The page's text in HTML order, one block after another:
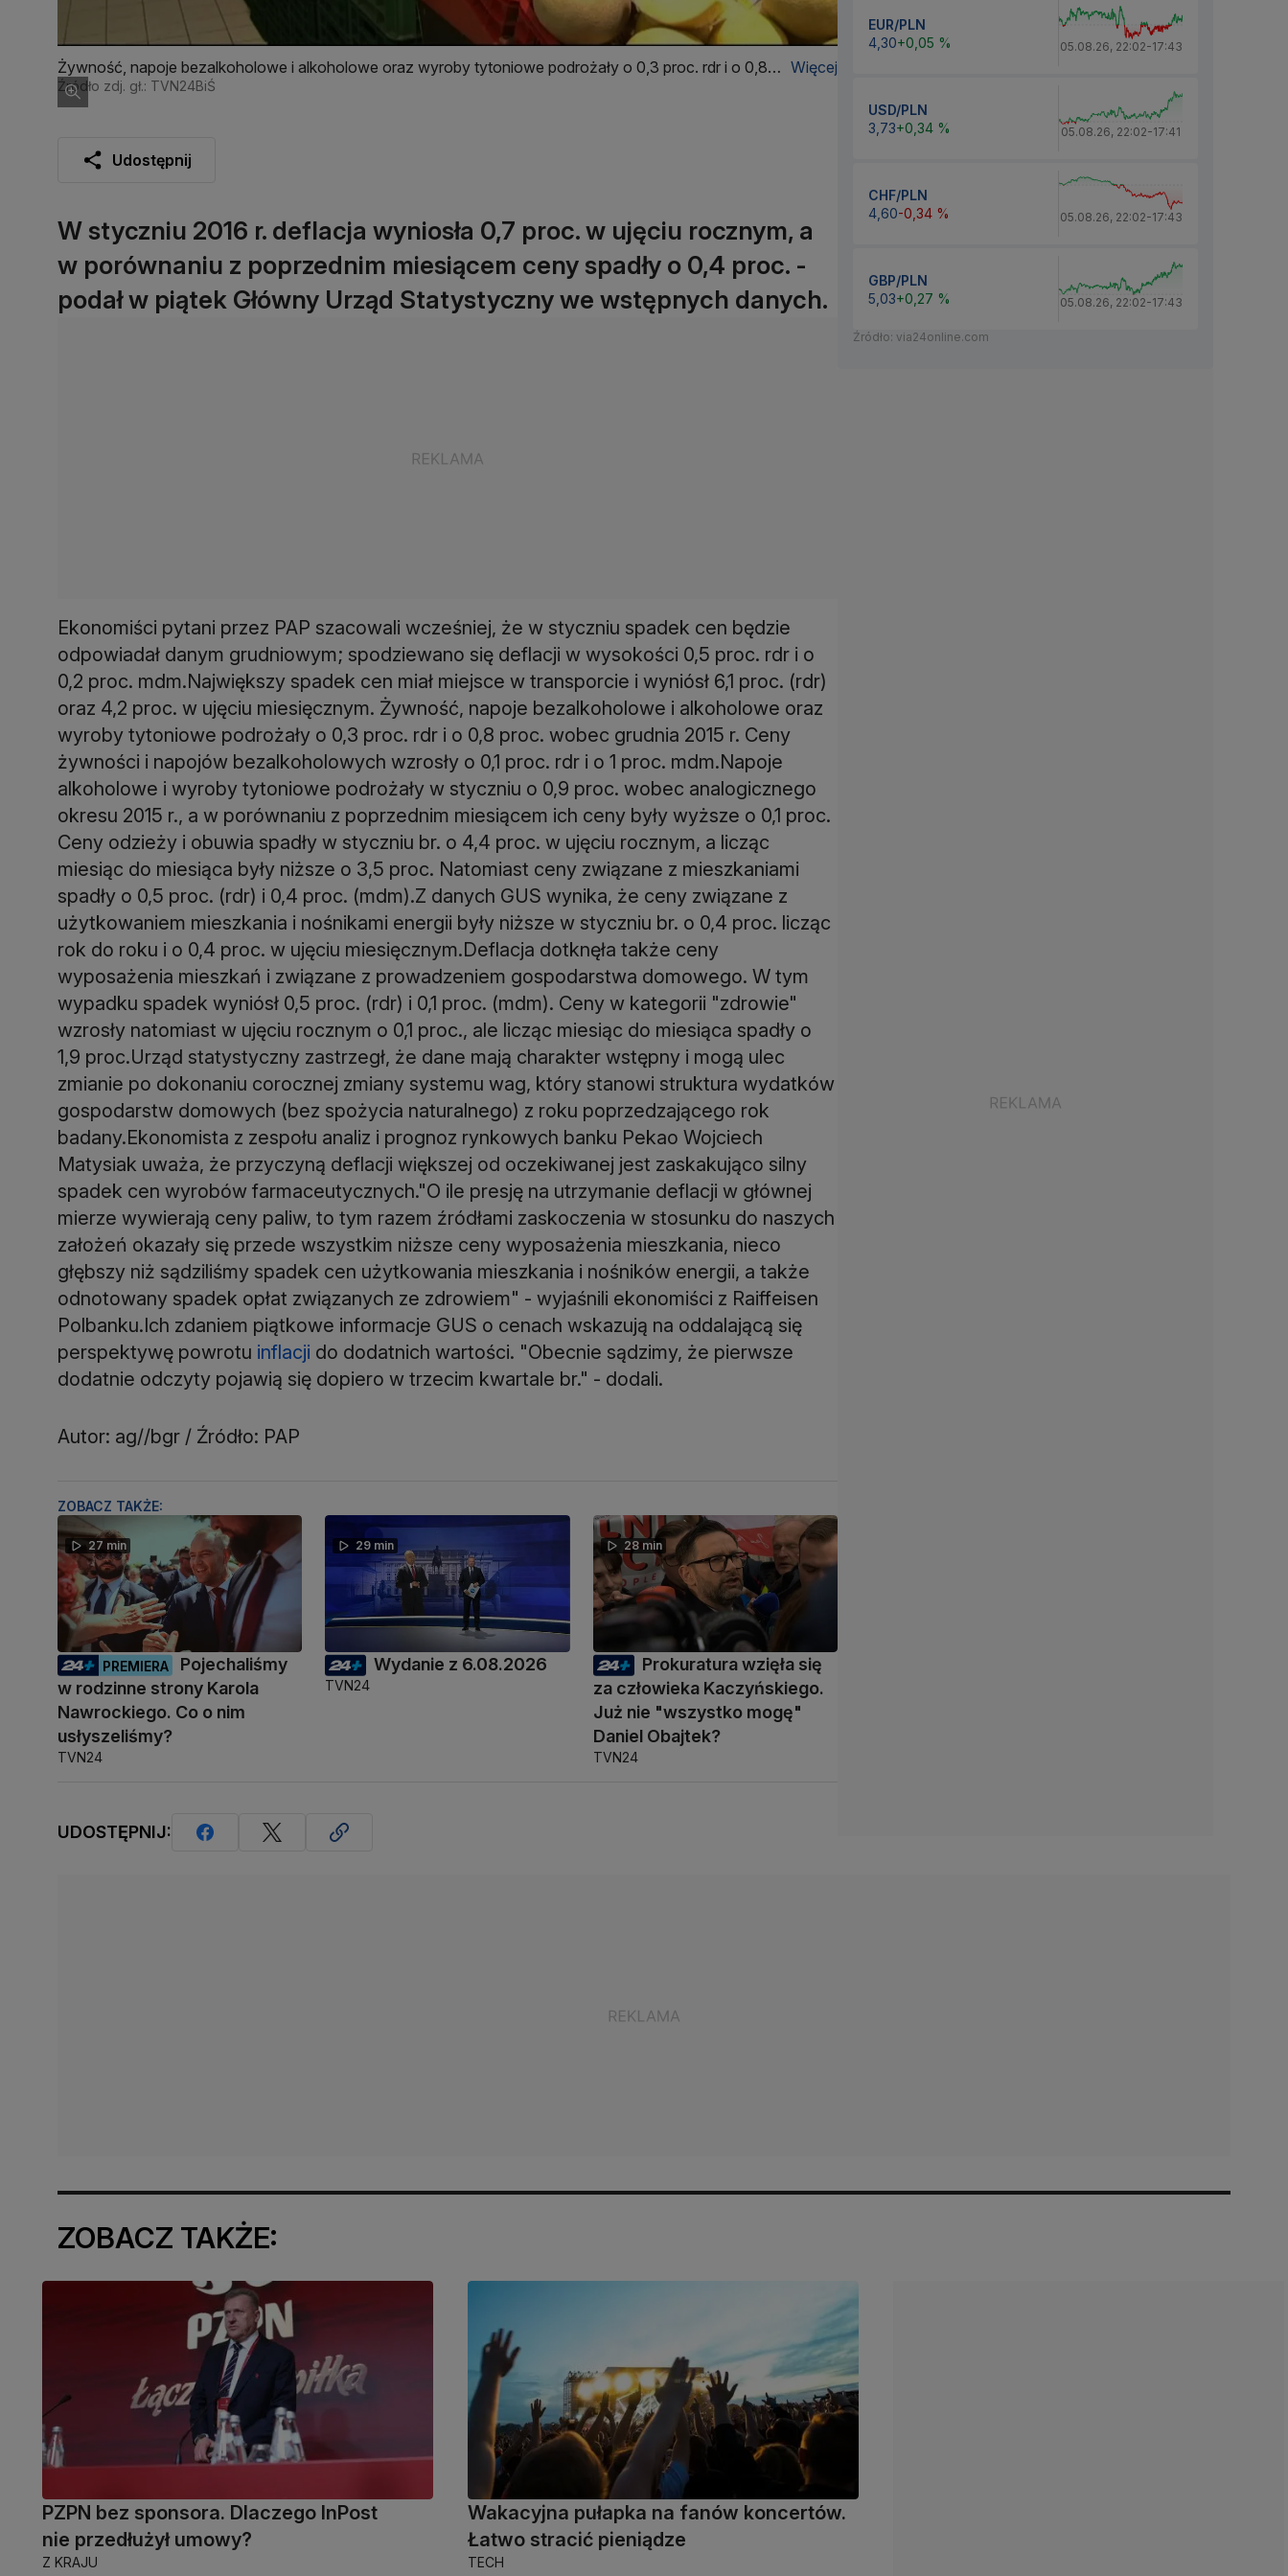
Żywność, napoje bezalkoholowe i alkoholowe oraz wyroby tytoniowe podrożały o 0,3 proc. rdr i o 0,8
proc. wobec grudnia 2015 r.
Więcej
Źródło zdj. gł.: TVN24BiŚ
Udostępnij
W styczniu 2016 r. deflacja wyniosła 0,7 proc. w ujęciu rocznym, a
w porównaniu z poprzednim miesiącem ceny spadły o 0,4 proc. -
podał w piątek Główny Urząd Statystyczny we wstępnych danych.
Ekonomiści pytani przez PAP szacowali wcześniej, że w styczniu spadek cen będzie
odpowiadał danym grudniowym; spodziewano się deflacji w wysokości 0,5 proc. rdr i o
0,2 proc. mdm.Największy spadek cen miał miejsce w transporcie i wyniósł 6,1 proc. (rdr)
oraz 4,2 proc. w ujęciu miesięcznym. Żywność, napoje bezalkoholowe i alkoholowe oraz
wyroby tytoniowe podrożały o 0,3 proc. rdr i o 0,8 proc. wobec grudnia 2015 r. Ceny
żywności i napojów bezalkoholowych wzrosły o 0,1 proc. rdr i o 1 proc. mdm.Napoje
alkoholowe i wyroby tytoniowe podrożały w styczniu o 0,9 proc. wobec analogicznego
okresu 2015 r., a w porównaniu z poprzednim miesiącem ich ceny były wyższe o 0,1 proc.
Ceny odzieży i obuwia spadły w styczniu br. o 4,4 proc. w ujęciu rocznym, a licząc
miesiąc do miesiąca były niższe o 3,5 proc. Natomiast ceny związane z mieszkaniami
spadły o 0,5 proc. (rdr) i 0,4 proc. (mdm).Z danych GUS wynika, że ceny związane z
użytkowaniem mieszkania i nośnikami energii były niższe w styczniu br. o 0,4 proc. licząc
rok do roku i o 0,4 proc. w ujęciu miesięcznym.Deflacja dotknęła także ceny
wyposażenia mieszkań i związane z prowadzeniem gospodarstwa domowego. W tym
wypadku spadek wyniósł 0,5 proc. (rdr) i 0,1 proc. (mdm). Ceny w kategorii "zdrowie"
wzrosły natomiast w ujęciu rocznym o 0,1 proc., ale licząc miesiąc do miesiąca spadły o
1,9 proc.Urząd statystyczny zastrzegł, że dane mają charakter wstępny i mogą ulec
zmianie po dokonaniu corocznej zmiany systemu wag, który stanowi struktura wydatków
gospodarstw domowych (bez spożycia naturalnego) z roku poprzedzającego rok
badany.Ekonomista z zespołu analiz i prognoz rynkowych banku Pekao Wojciech
Matysiak uważa, że przyczyną deflacji większej od oczekiwanej jest zaskakująco silny
spadek cen wyrobów farmaceutycznych."O ile presję na utrzymanie deflacji w głównej
mierze wywierają ceny paliw, to tym razem źródłami zaskoczenia w stosunku do naszych
założeń okazały się przede wszystkim niższe ceny wyposażenia mieszkania, nieco
głębszy niż sądziliśmy spadek cen użytkowania mieszkania i nośników energii, a także
odnotowany spadek opłat związanych ze zdrowiem" - wyjaśnili ekonomiści z Raiffeisen
Polbanku.Ich zdaniem piątkowe informacje GUS o cenach wskazują na oddalającą się
perspektywę powrotu inflacji do dodatnich wartości. "Obecnie sądzimy, że pierwsze
dodatnie odczyty pojawią się dopiero w trzecim kwartale br." - dodali.
Autor: ag//bgr / Źródło: PAP
ZOBACZ TAKŻE:
27 min
PREMIERA
Pojechaliśmy
w rodzinne strony Karola
Nawrockiego. Co o nim
usłyszeliśmy?
TVN24
29 min
Wydanie z 6.08.2026
TVN24
28 min
Prokuratura wzięła się
za człowieka Kaczyńskiego.
Już nie "wszystko mogę"
Daniel Obajtek?
TVN24
UDOSTĘPNIJ:
EUR/PLN
4,30+0,05 % 05.08.26, 22:02-17:43
USD/PLN
3,73+0,34 % 05.08.26, 22:02-17:41
CHF/PLN
4,60-0,34 % 05.08.26, 22:02-17:43
GBP/PLN
5,03+0,27 % 05.08.26, 22:02-17:43
Źródło: via24online.com
ZOBACZ TAKŻE:
PZPN bez sponsora. Dlaczego InPost
nie przedłużył umowy?
Z KRAJU
Wakacyjna pułapka na fanów koncertów.
Łatwo stracić pieniądze
TECH